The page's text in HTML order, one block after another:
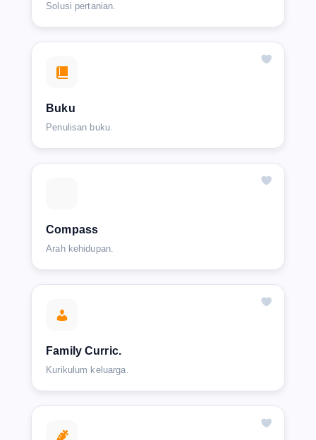
Solusi pertanian.
Buku
Penulisan buku.
Compass
Arah kehidupan.
Family Curric.
Kurikulum keluarga.